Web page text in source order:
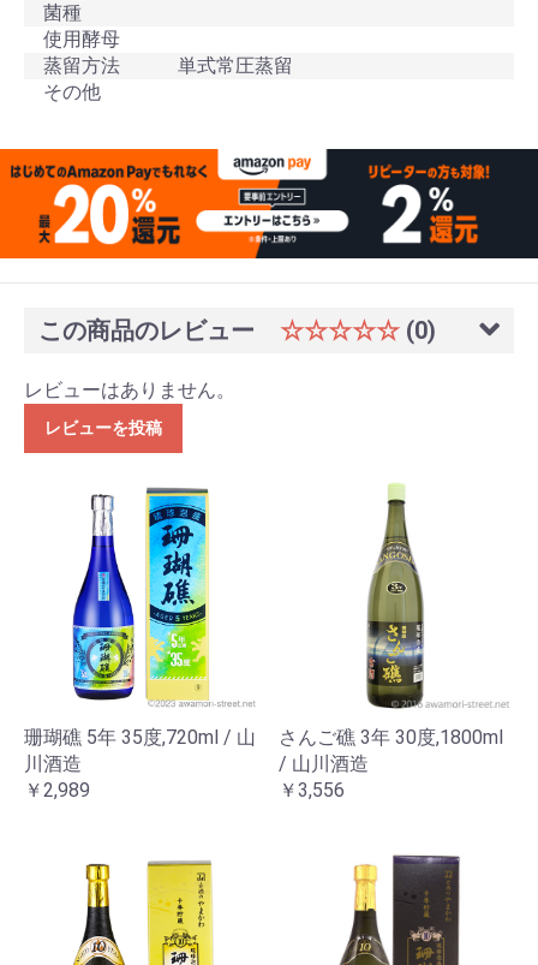
菌種
使用酵母
蒸留方法
単式常圧蒸留
その他
この商品のレビュー ☆☆☆☆☆ (0)
レビューはありません。
レビューを投稿
珊瑚礁 5年 35度,720ml / 山
川酒造
￥2,989
さんご礁 3年 30度,1800ml
/ 山川酒造
￥3,556